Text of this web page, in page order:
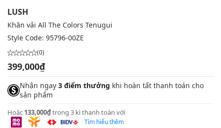
LUSH
Khăn vải All The Colors Tenugui
Style Code: 95796-00ZE
(0)
399,000₫
Nhận ngay 3 điểm thưởng khi hoàn tất thanh toán cho
sản phẩm
Hoặc 133,000₫trong 3 kì thanh toán với
Tìm hiểu thêm